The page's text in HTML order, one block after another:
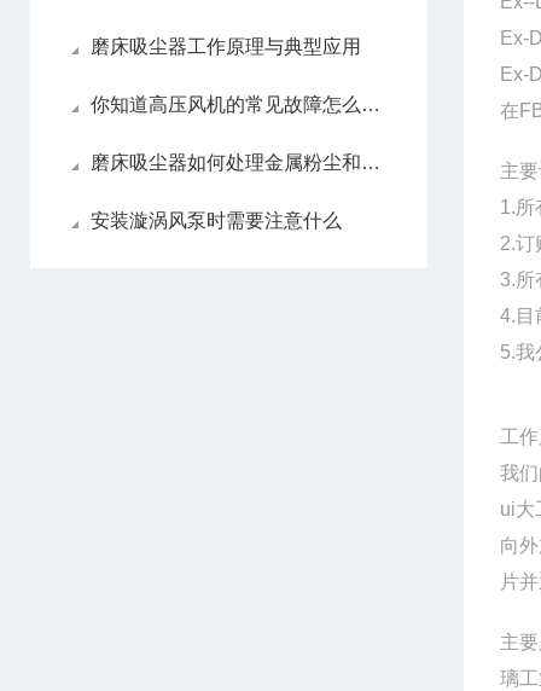
磨床吸尘器工作原理与典型应用
你知道高压风机的常见故障怎么解决吗
磨床吸尘器如何处理金属粉尘和细小颗粒？
安装漩涡风泵时需要注意什么
Ex-
Ex-
在
主
1.所
2.订
3.所
4.目
5.我
工
我
ui大
向
片
主
璃